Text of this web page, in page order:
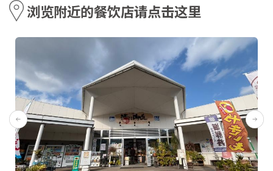
浏览附近的餐饮店请点击这里